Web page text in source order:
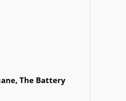
The Battery